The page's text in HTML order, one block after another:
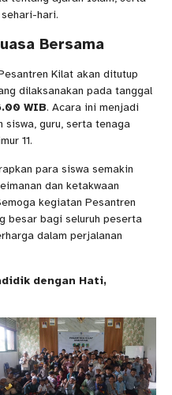
hari.
Bersama
Kilat akan ditutup
dilaksanakan pada tanggal
WIB. Acara ini menjadi
siswa, guru, serta tenaga
11.
para siswa semakin
dan ketakwaan
kegiatan Pesantren
besar bagi seluruh peserta
dalam perjalanan
dengan Hati,